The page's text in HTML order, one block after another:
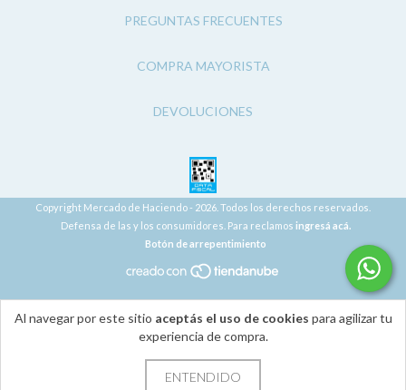
Al navegar por este sitio aceptás el uso de cookies para agilizar tu
experiencia de compra.
ENTENDIDO
PREGUNTAS FRECUENTES
COMPRA MAYORISTA
DEVOLUCIONES
Copyright Mercado de Haciendo - 2026. Todos los derechos reservados.
Defensa de las y los consumidores. Para reclamos ingresá acá.
Botón de arrepentimiento